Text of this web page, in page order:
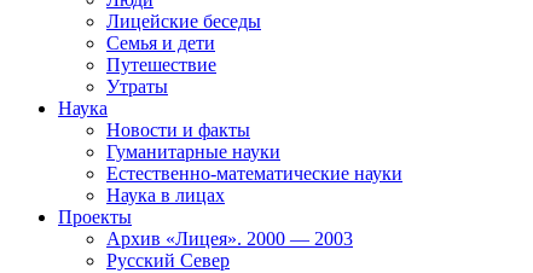
Лицейские беседы
Семья и дети
Путешествие
Утраты
Наука
Новости и факты
Гуманитарные науки
Естественно-математические науки
Наука в лицах
Проекты
Архив «Лицея». 2000 — 2003
Русский Север